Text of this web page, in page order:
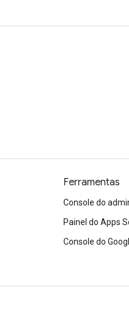
Ferramentas
Console do
Painel do Apps
Console do